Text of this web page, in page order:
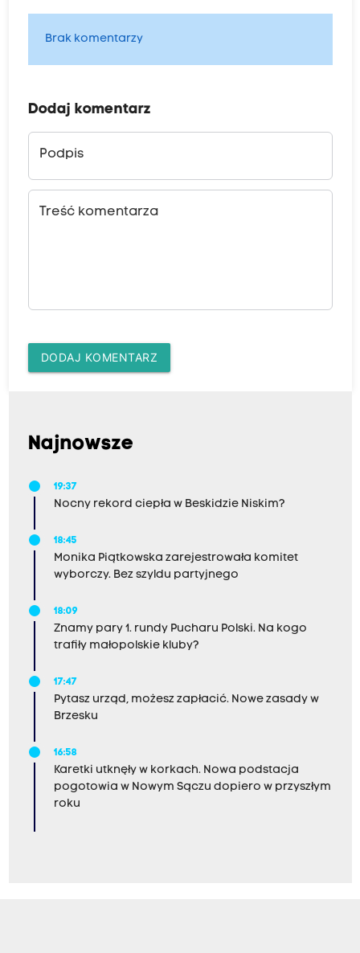
Brak komentarzy
Dodaj komentarz
Podpis
Treść komentarza
DODAJ KOMENTARZ
Najnowsze
19:37
Nocny rekord ciepła w Beskidzie Niskim?
18:45
Monika Piątkowska zarejestrowała komitet
wyborczy. Bez szyldu partyjnego
18:09
Znamy pary 1. rundy Pucharu Polski. Na kogo
trafiły małopolskie kluby?
17:47
Pytasz urząd, możesz zapłacić. Nowe zasady w
Brzesku
16:58
Karetki utknęły w korkach. Nowa podstacja
pogotowia w Nowym Sączu dopiero w przyszłym
roku